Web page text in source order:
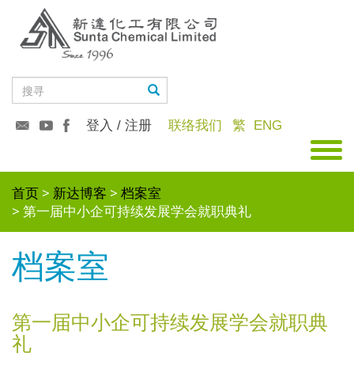
登入 / 注册 联络我们 繁 ENG
首页 新达博客
档案室
第一届中小企可持续发展学会就职典礼
档案室
第一届中小企可持续发展学会就职典
礼